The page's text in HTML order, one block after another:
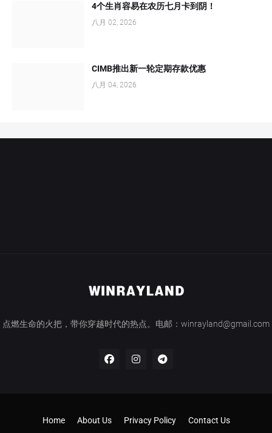
4个生肖容易在农历七月卡到阴！
八月 02, 2026
CIMB推出新一轮定期存款优惠
八月 04, 2026
点燃生命的火把，带你穿越时代的热点。电邮：winrayland@gmail.com
Home About Us Privacy Policy Contact Us